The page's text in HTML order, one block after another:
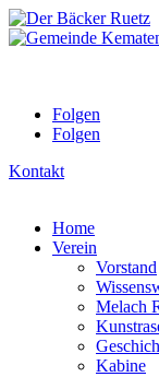
Folgen
Folgen
Kontakt
Home
Verein
Vorstand
Melach
Kabine